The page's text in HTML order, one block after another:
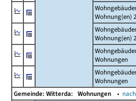
Wohnung(en) 2
Wohnung(en) 2
Wohnungen
Wohnungen
Gemeinde: Witterda: Wohnungen ▴